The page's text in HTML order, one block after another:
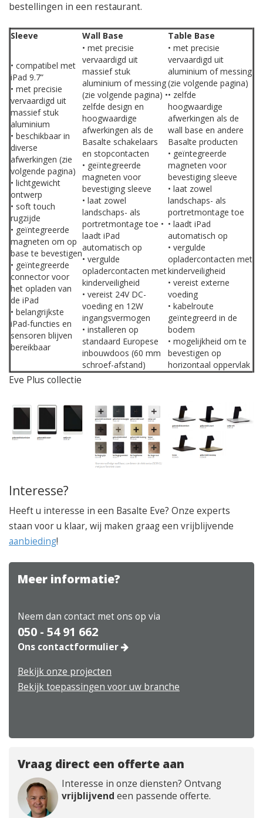
bestellingen in een restaurant.
Sleeve Wall Base Table Base
• compatibel met
iPad 9.7”
• met precisie
vervaardigd uit
massief stuk
aluminium
• beschikbaar in
diverse
afwerkingen (zie
volgende pagina)
• lichtgewicht
ontwerp
• soft touch
rugzijde
• geïntegreerde
magneten om op
base te bevestigen
• geïntegreerde
connector voor
het opladen van
de iPad
• belangrijkste
iPad-functies en
sensoren blijven
bereikbaar
• met precisie
vervaardigd uit
massief stuk
aluminium of messing
(zie volgende pagina) •
zelfde design en
hoogwaardige
afwerkingen als de
Basalte schakelaars
en stopcontacten
• geïntegreerde
magneten voor
bevestiging sleeve
• laat zowel
landschaps- als
portretmontage toe •
laadt iPad
automatisch op
• vergulde
opladercontacten met
kinderveiligheid
• vereist 24V DC-
voeding en 12W
ingangsvermogen
• installeren op
standaard Europese
inbouwdoos (60 mm
schroef-afstand)
• met precisie
vervaardigd uit
aluminium of messing
(zie volgende pagina)
• zelfde
hoogwaardige
afwerkingen als de
wall base en andere
Basalte producten
• geïntegreerde
magneten voor
bevestiging sleeve
• laat zowel
landschaps- als
portretmontage toe
• laadt iPad
automatisch op
• vergulde
opladercontacten met
kinderveiligheid
• vereist externe
voeding
• kabelroute
geïntegreerd in de
bodem
• mogelijkheid om te
bevestigen op
horizontaal oppervlak
Eve Plus collectie
Interesse?
Heeft u interesse in een Basalte Eve? Onze experts
staan voor u klaar, wij maken graag een vrijblijvende
aanbieding!
Meer informatie?
Neem dan contact met ons op via
050 - 54 91 662
Ons contactformulier
Bekijk onze projecten
Bekijk toepassingen voor uw branche
Vraag direct een offerte aan
Interesse in onze diensten? Ontvang
vrijblijvend een passende offerte.